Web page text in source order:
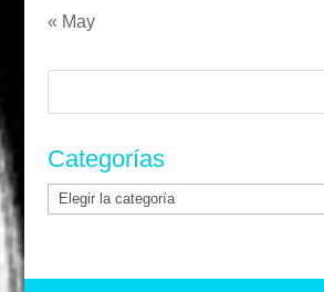
« May
Categorías
Categorías